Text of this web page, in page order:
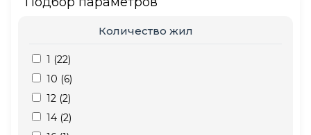
Количество жил
1 (22)
10 (6)
12 (2)
14 (2)